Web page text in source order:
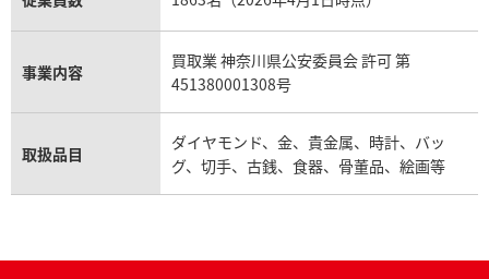
事業内容
買取業 神奈川県公安委員会 許可 第
451380001308号
取扱品目
ダイヤモンド、金、貴金属、時計、バッ
グ、切手、古銭、食器、骨董品、絵画等